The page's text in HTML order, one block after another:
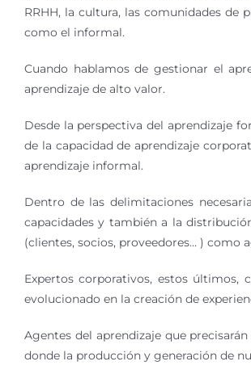
RRHH, la cultura, las comunidades
como el informal.
Cuando hablamos de gestionar el
aprendizaje de alto valor.
Desde la perspectiva del aprendizaje
de la capacidad de aprendizaje
aprendizaje informal.
Dentro de las delimitaciones
capacidades y también a la
(clientes, socios, proveedores… ) como
Expertos corporativos, estos últimos,
evolucionado en la creación de
Agentes del aprendizaje que
donde la producción y generación de